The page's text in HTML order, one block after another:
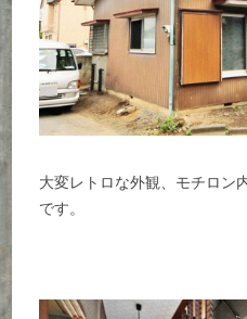
大変レトロな外観、モチロン
です。